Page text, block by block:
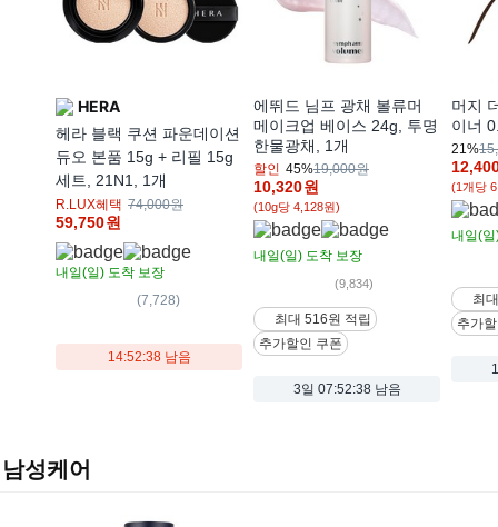
HERA
헤라 블랙 쿠션 파운데이션
듀오 본품 15g + 리필 15g
세트, 21N1, 1개
R.LUX혜택 74,000원
59,750원
내일(일) 도착 보장
(7,728)
14:52:37 남음
에뛰드 님프 광채 볼류머
메이크업 베이스 24g, 투명
한물광채, 1개
할인 45%19,000원
10,320원
(10g당 4,128원)
내일(일) 도착 보장
(9,834)
최대 516원 적립
추가할인 쿠폰
3일 07:52:37 남음
머지
이너
21%
(1개당
내일(
최
추가
남성케어